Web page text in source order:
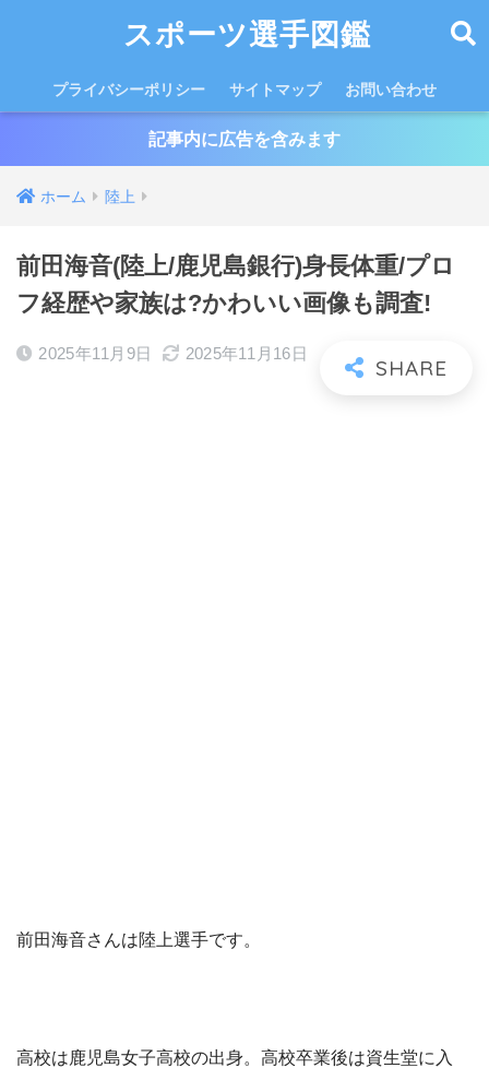
スポーツ選手図鑑
プライバシーポリシー サイトマップ お問い合わせ
記事内に広告を含みます
ホーム 陸上
前田海音(陸上/鹿児島銀行)身長体重/プロ
フ経歴や家族は?かわいい画像も調査!
2025年11月9日 2025年11月16日
前田海音さんは陸上選手です。
高校は鹿児島女子高校の出身。高校卒業後は資生堂に入